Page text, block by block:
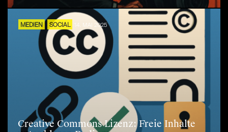
MEDIEN SOCIAL 14. MAI 2025
Creative Commons Lizenz: Freie Inhalte